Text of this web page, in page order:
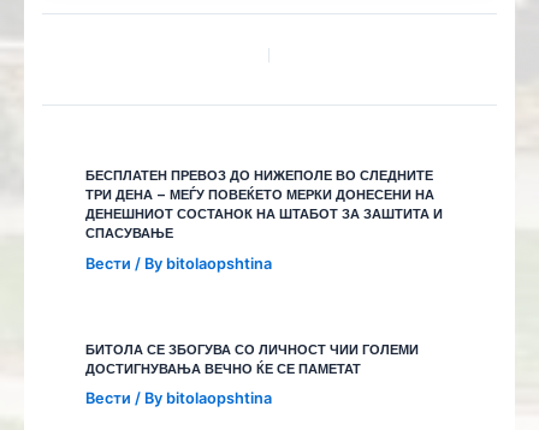
БЕСПЛАТЕН ПРЕВОЗ ДО НИЖЕПОЛЕ ВО СЛЕДНИТЕ
ТРИ ДЕНА – МЕЃУ ПОВЕЌЕТО МЕРКИ ДОНЕСЕНИ НА
ДЕНЕШНИОТ СОСТАНОК НА ШТАБОТ ЗА ЗАШТИТА И
СПАСУВАЊЕ
Вести / By bitolaopshtina
БИТОЛА СЕ ЗБОГУВА СО ЛИЧНОСТ ЧИИ ГОЛЕМИ
ДОСТИГНУВАЊА ВЕЧНО ЌЕ СЕ ПАМЕТАТ
Вести / By bitolaopshtina